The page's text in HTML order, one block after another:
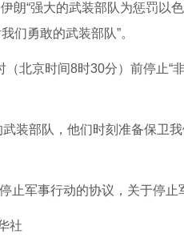
朗“强大的武装部队为惩罚以
们勇敢的武装部队”。
北京时间8时30分）前停止“
装部队，他们时刻准备保卫
军事行动的协议，关于停止
社